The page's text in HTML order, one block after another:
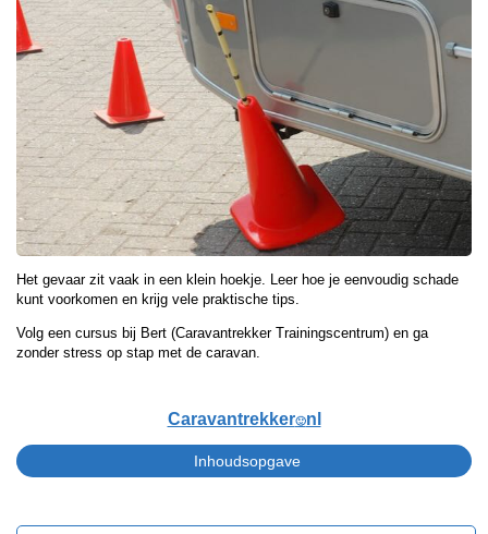
Het gevaar zit vaak in een klein hoekje. Leer hoe je eenvoudig schade
kunt voorkomen en krijg vele praktische tips.
Volg een cursus bij Bert (Caravantrekker Trainingscentrum) en ga
zonder stress op stap met de caravan.
Caravantrekker🙂nl